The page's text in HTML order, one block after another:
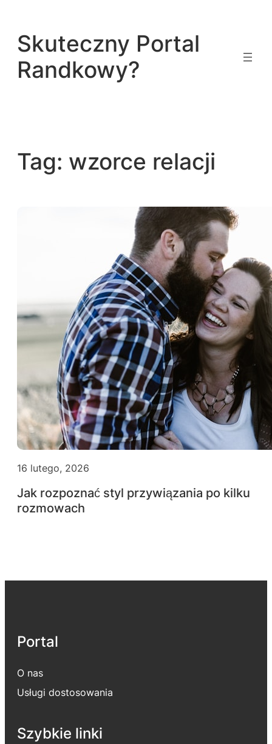
treści
Skuteczny Portal
Randkowy?
Tag: wzorce relacji
16 lutego, 2026
Jak rozpoznać styl przywiązania po kilku
rozmowach
Portal
O nas
Usługi dostosowania
Szybkie linki